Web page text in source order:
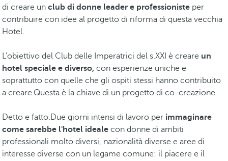
di creare un club di donne leader e professioniste per
contribuire con idee al progetto di riforma di questa vecchia
Hotel.
L'obiettivo del Club delle Imperatrici del s.XXI è creare un
hotel speciale e diverso, con esperienze uniche e
soprattutto con quelle che gli ospiti stessi hanno contribuito
a creare.Questa è la chiave di un progetto di co-creazione.
Detto e fatto.Due giorni intensi di lavoro per immaginare
come sarebbe l'hotel ideale con donne di ambiti
professionali molto diversi, nazionalità diverse e aree di
interesse diverse con un legame comune: il piacere e il